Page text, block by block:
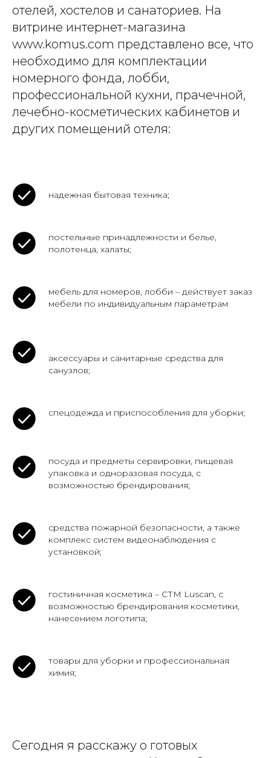
отелей, хостелов и санаториев. На
витрине интернет-магазина
www.komus.com представлено все, что
необходимо для комплектации
номерного фонда, лобби,
профессиональной кухни, прачечной,
лечебно-косметических кабинетов и
других помещений отеля:
надежная бытовая техника;
постельные принадлежности и белье,
полотенца, халаты;
мебель для номеров, лобби – действует заказ
мебели по индивидуальным параметрам
аксессуары и санитарные средства для
санузлов;
спецодежда и приспособления для уборки;
посуда и предметы сервировки, пищевая
упаковка и одноразовая посуда, с
возможностью брендирования;
средства пожарной безопасности, а также
комплекс систем видеонаблюдения с
установкой;
гостиничная косметика – СТМ Luscan, с
возможностью брендирования косметики,
нанесением логотипа;
товары для уборки и профессиональная
химия;
Сегодня я расскажу о готовых